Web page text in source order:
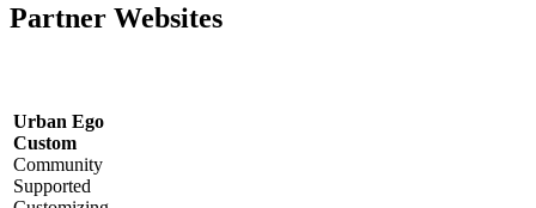
Partner Websites
Urban Ego
Custom
Community
Supported